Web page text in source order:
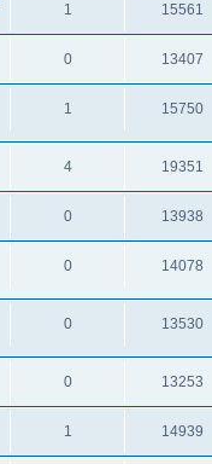
1 15561
0 13407
1 15750
4 19351
0 13938
0 14078
0 13530
0 13253
1 14939